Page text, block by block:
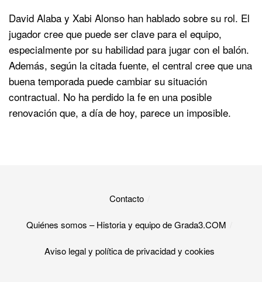
David Alaba y Xabi Alonso han hablado sobre su rol. El
jugador cree que puede ser clave para el equipo,
especialmente por su habilidad para jugar con el balón.
Además, según la citada fuente, el central cree que una
buena temporada puede cambiar su situación
contractual. No ha perdido la fe en una posible
renovación que, a día de hoy, parece un imposible.
Contacto
Quiénes somos – Historia y equipo de Grada3.COM
Aviso legal y política de privacidad y cookies​